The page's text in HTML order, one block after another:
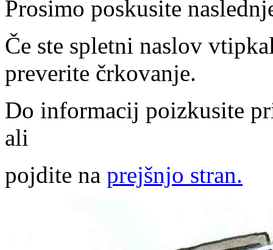
Prosimo poskusite
Če ste spletni naslov
preverite črkovanje.
Do informacij poizkusite
ali
pojdite na prejšnjo stran.